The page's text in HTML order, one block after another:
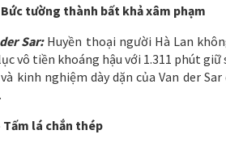
tường thành bất khả xâm phạm
Sar:Huyền thoại người Hà Lan
vô tiền khoáng hậu với 1.311 phút
kinh nghiệm dày dặn của Van der
Tấm lá chắn thép